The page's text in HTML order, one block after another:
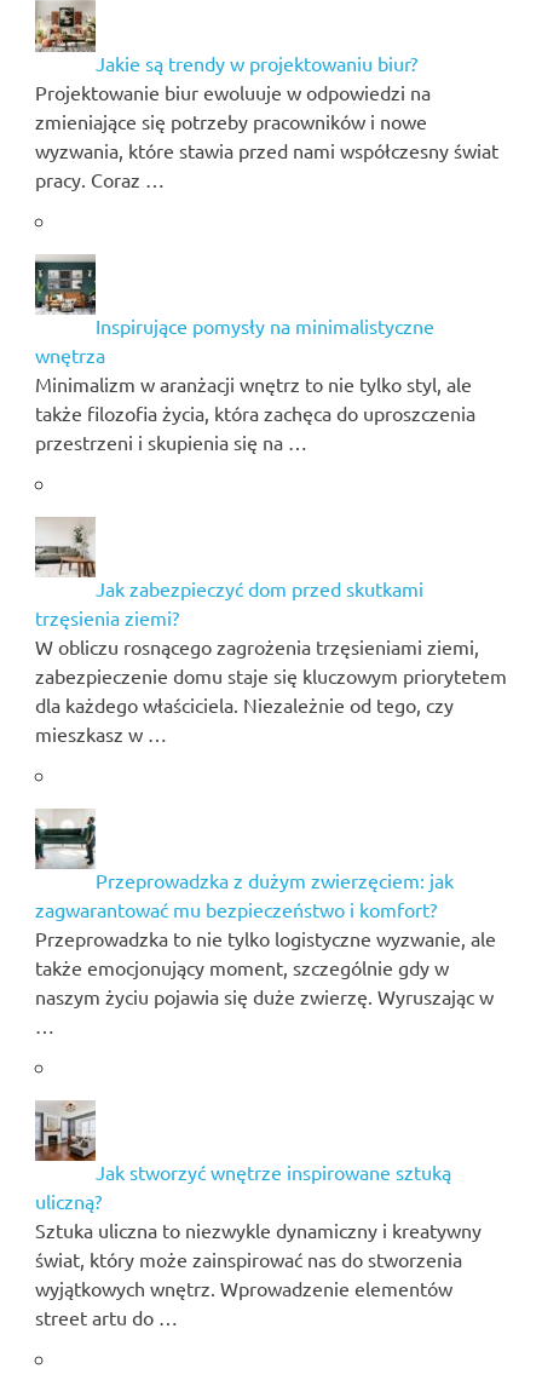
Jakie są trendy w projektowaniu biur?
Projektowanie biur ewoluuje w odpowiedzi na
zmieniające się potrzeby pracowników i nowe
wyzwania, które stawia przed nami współczesny świat
pracy. Coraz …
Inspirujące pomysły na minimalistyczne
wnętrza
Minimalizm w aranżacji wnętrz to nie tylko styl, ale
także filozofia życia, która zachęca do uproszczenia
przestrzeni i skupienia się na …
Jak zabezpieczyć dom przed skutkami
trzęsienia ziemi?
W obliczu rosnącego zagrożenia trzęsieniami ziemi,
zabezpieczenie domu staje się kluczowym priorytetem
dla każdego właściciela. Niezależnie od tego, czy
mieszkasz w …
Przeprowadzka z dużym zwierzęciem: jak
zagwarantować mu bezpieczeństwo i komfort?
Przeprowadzka to nie tylko logistyczne wyzwanie, ale
także emocjonujący moment, szczególnie gdy w
naszym życiu pojawia się duże zwierzę. Wyruszając w
Jak stworzyć wnętrze inspirowane sztuką
uliczną?
Sztuka uliczna to niezwykle dynamiczny i kreatywny
świat, który może zainspirować nas do stworzenia
wyjątkowych wnętrz. Wprowadzenie elementów
street artu do …